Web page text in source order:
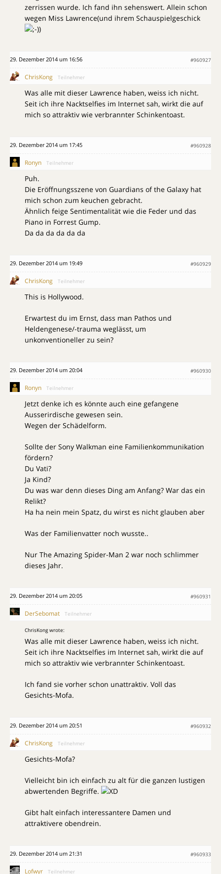
zerrissen wurde. Ich fand ihn sehenswert. Allein schon
wegen Miss Lawrence(und ihrem Schauspielgeschick
)
29. Dezember 2014 um 16:56 #960927
ChrisKong Teilnehmer
Was alle mit dieser Lawrence haben, weiss ich nicht.
Seit ich ihre Nacktselfies im Internet sah, wirkt die auf
mich so attraktiv wie verbrannter Schinkentoast.
29. Dezember 2014 um 17:45 #960928
Ronyn Teilnehmer
Puh.
Die Eröffnungsszene von Guardians of the Galaxy hat
mich schon zum keuchen gebracht.
Ähnlich feige Sentimentalität wie die Feder und das
Piano in Forrest Gump.
Da da da da da da
29. Dezember 2014 um 19:49 #960929
ChrisKong Teilnehmer
This is Hollywood.
Erwartest du im Ernst, dass man Pathos und
Heldengenese/-trauma weglässt, um
unkonventioneller zu sein?
29. Dezember 2014 um 20:04 #960930
Ronyn Teilnehmer
Jetzt denke ich es könnte auch eine gefangene
Ausserirdische gewesen sein.
Wegen der Schädelform.
Sollte der Sony Walkman eine Familienkommunikation
fördern?
Du Vati?
Ja Kind?
Du was war denn dieses Ding am Anfang? War das ein
Relikt?
Ha ha nein mein Spatz, du wirst es nicht glauben aber
Was der Familienvatter noch wusste..
Nur The Amazing Spider-Man 2 war noch schlimmer
dieses Jahr.
29. Dezember 2014 um 20:05 #960931
DerSebomat Teilnehmer
ChrisKong wrote:
Was alle mit dieser Lawrence haben, weiss ich nicht.
Seit ich ihre Nacktselfies im Internet sah, wirkt die auf
mich so attraktiv wie verbrannter Schinkentoast.
Ich fand sie vorher schon unattraktiv. Voll das
Gesichts-Mofa.
29. Dezember 2014 um 20:51 #960932
ChrisKong Teilnehmer
Gesichts-Mofa?
Vielleicht bin ich einfach zu alt für die ganzen lustigen
abwertenden Begriffe.
Gibt halt einfach interessantere Damen und
attraktivere obendrein.
29. Dezember 2014 um 21:31 #960933
Lofwyr Teilnehmer